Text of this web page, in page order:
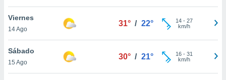
cookies
aceptar
Viernes
14 Ago
31° / 22° 14- 27
km/h
Sábado
15 Ago
30° / 21° 16- 31
km/h